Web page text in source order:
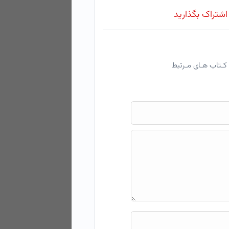
بگذارید
کـتاب هـای مـرتبط